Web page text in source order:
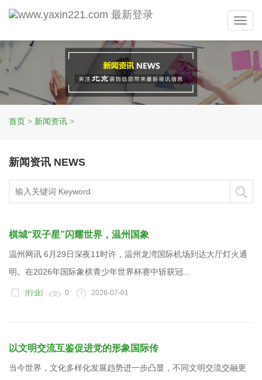
首页 > 新闻资讯 >
新闻资讯 NEWS
棋城“双子星”闪耀世界，温州国象
温州网讯 6月29日深夜11时许，温州龙湾国际机场到达大厅灯火通
明。在2026年国际象棋青少年世界杯赛中斩获冠...
[行业] 0 2026-07-01
以文明交流互鉴促进党的形象国际传
当今世界，文化多样化发展趋势进一步凸显，不同文明交流交融更